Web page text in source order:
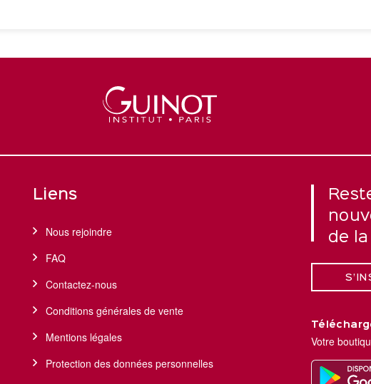
Liens
Nous rejoindre
FAQ
Contactez-nous
Conditions générales de vente
Mentions légales
Protection des données personnelles
de
Votre